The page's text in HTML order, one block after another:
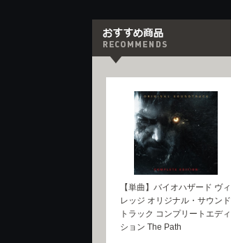
【単曲】バイオハザード ヴィ
レッジ オリジナル・サウンド
トラック コンプリートエディ
ション The Path